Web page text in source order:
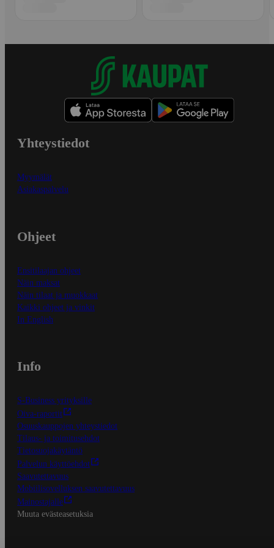
Yhteystiedot
Myymälät
Asiakaspalvelu
Ohjeet
Ensitilaajan ohjeet
Näin maksat
Näin tilaat ja muokkaat
Kaikki ohjeet ja vinkit
In English
Info
S-Business yrityksille
Oiva-raportit
Osuuskauppojen yhteystiedot
Tilaus- ja toimitusehdot
Tietosuojakäytäntö
Palvelun käyttöehdot
Saavutettavuus
Mobiilisovelluksen saavutettavuus
Mainostajalle
Muuta evästeasetuksia